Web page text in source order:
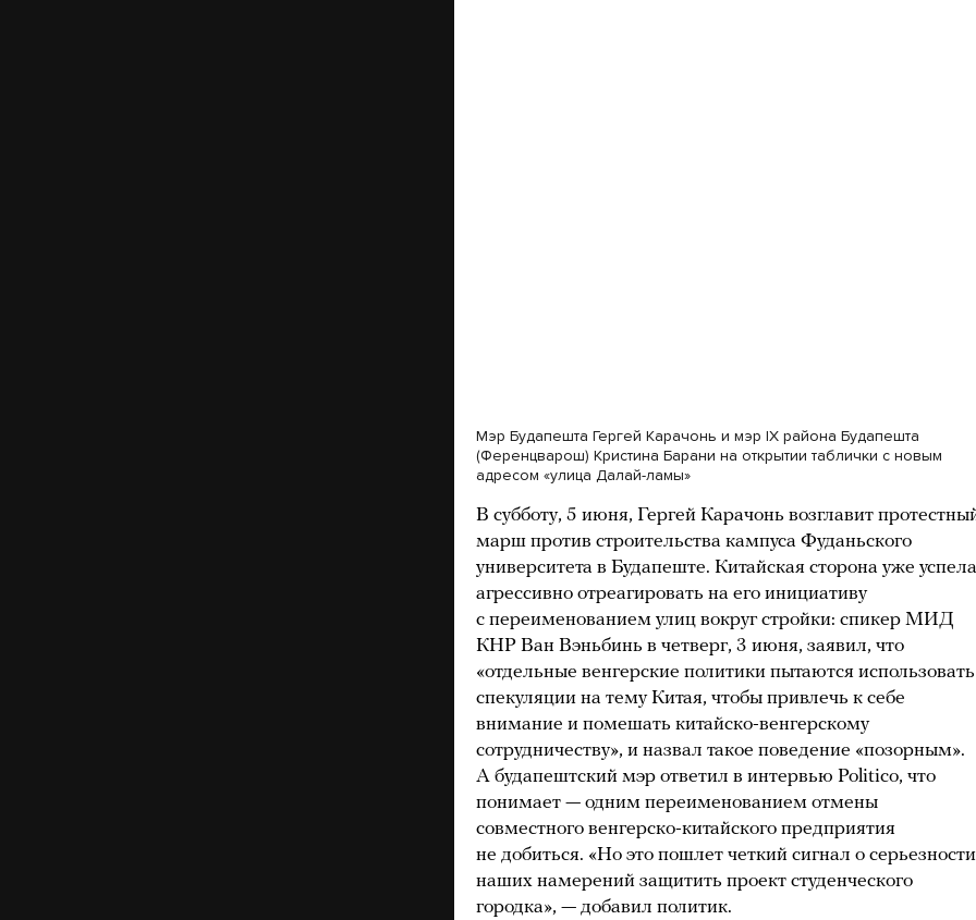
Мэр Будапешта Гергей Карачонь и мэр IX района Будапешта
(Ференцварош) Кристина Барани на открытии таблички с новым
адресом «улица Далай-ламы»
В субботу, 5 июня, Гергей Карачонь возглавит
марш против строительства кампуса Фуданьского
университета в Будапеште. Китайская сторона уже успела
агрессивно отреагировать на его инициативу
с переименованием улиц вокруг стройки: спикер МИД
КНР Ван Вэньбинь в четверг, 3 июня, заявил, что
«отдельные венгерские политики пытаются использовать
спекуляции на тему Китая, чтобы привлечь к себе
внимание и помешать китайско-венгерскому
сотрудничеству», и назвал такое поведение «позорным».
А будапештский мэр ответил в интервью Politico, что
понимает — одним переименованием отмены
совместного венгерско-китайского предприятия
не добиться. «Но это пошлет четкий сигнал о серьезности
наших намерений защитить проект студенческого
городка», — добавил политик.